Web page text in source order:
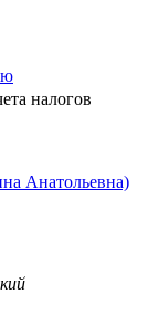
налогов
Анатольевна)